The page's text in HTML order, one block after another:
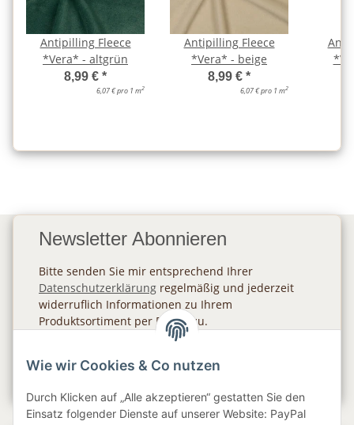
Antipilling Fleece
*Vera* - altgrün
8,99 € *
6,07 € pro 1 m2
Antipilling Fleece
*Vera* - beige
8,99 € *
6,07 € pro 1 m2
Newsletter Abonnieren
Bitte senden Sie mir entsprechend Ihrer
Datenschutzerklärung regelmäßig und jederzeit
widerruflich Informationen zu Ihrem
Produktsortiment per E-Mail zu.
Wie wir Cookies & Co nutzen
Durch Klicken auf „Alle akzeptieren“ gestatten Sie den
Einsatz folgender Dienste auf unserer Website: PayPal